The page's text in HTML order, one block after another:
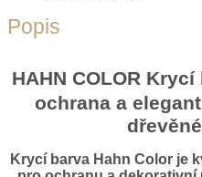
Popis
HAHN COLOR
ochrana a
Krycí barva Hahn Colorje